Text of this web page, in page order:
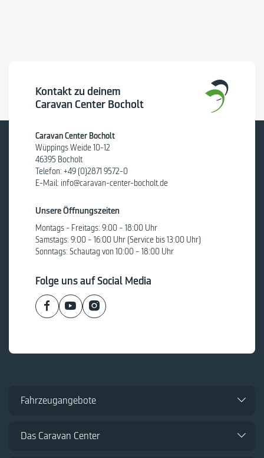
Fahrzeugangebote
Das Caravan Center
Kontakt zu deinem
Caravan Center Bocholt
Caravan Center Bocholt
Wüppings Weide 10-12
46395 Bocholt
Telefon: +49 (0)2871 9572-0
E-Mail: info@caravan-center-bocholt.de
Unsere Öffnungszeiten
Montags - Freitags: 9:00 – 18:00 Uhr
Samstags: 9:00 – 16:00 Uhr (Service bis 13:00 Uhr)
Sonntags: Schautag von 10:00 – 18:00 Uhr
Folge uns auf Social Media